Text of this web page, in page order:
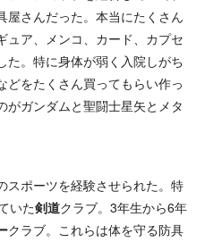
屋さんだった。本当にたくさん
ュア、メンコ、カード、カプセ
た。特に身体が弱く入院しがち
どをたくさん買ってもらい作っ
がガンダムと聖闘士星矢とメタ
スポーツを経験させられた。特
いた剣道クラブ。3年生から6年
クラブ。これらは体を守る防具